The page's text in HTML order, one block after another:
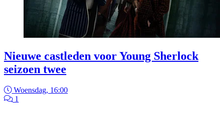
Nieuwe castleden voor Young Sherlock
seizoen twee
Woensdag, 16:00
1